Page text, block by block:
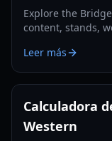
Explore the
content, stands,
Leer más
Calculadora
Western